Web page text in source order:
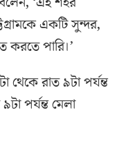
একটি সুন্দর,
করতে পারি।’
থেকে রাত ৯টা পর্যন্ত
পর্যন্ত মেলা